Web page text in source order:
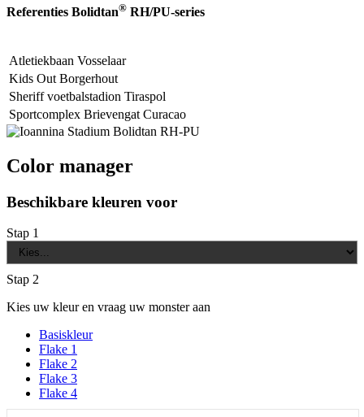
Referenties Bolidtan® RH/PU-series
Atletiekbaan Vosselaar
Kids Out Borgerhout
Sheriff voetbalstadion Tiraspol
Sportcomplex Brievengat Curacao
Color manager
Beschikbare kleuren voor
Stap 1
Stap 2
Kies uw kleur en vraag uw monster aan
Basiskleur
Flake 1
Flake 2
Flake 3
Flake 4